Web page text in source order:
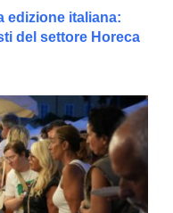
edizione italiana:
del settore Horeca